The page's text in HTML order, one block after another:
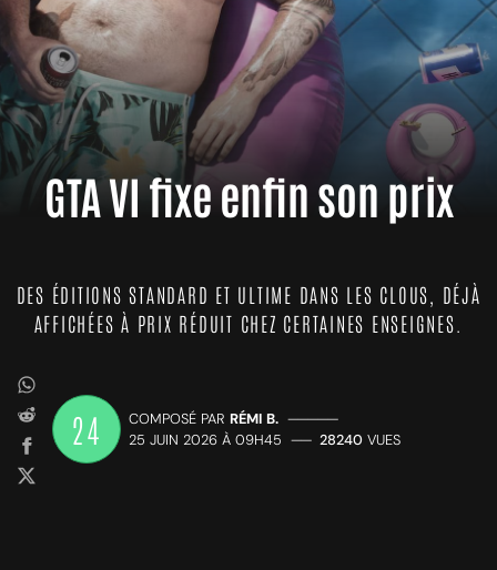
GTA VI fixe enfin son prix
DES ÉDITIONS STANDARD ET ULTIME DANS LES CLOUS, DÉJÀ
AFFICHÉES À PRIX RÉDUIT CHEZ CERTAINES ENSEIGNES.
24 COMPOSÉ PAR RÉMI B. —————
25 JUIN 2026 À 09H45 —— 28240 VUES